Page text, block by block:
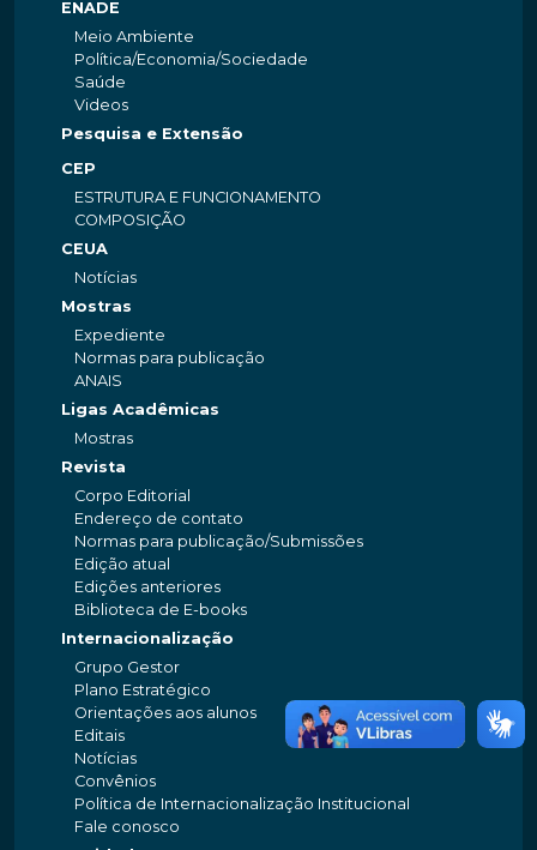
ENADE
Meio Ambiente
Política/Economia/Sociedade
Saúde
Videos
Pesquisa e Extensão
CEP
ESTRUTURA E FUNCIONAMENTO
COMPOSIÇÃO
CEUA
Notícias
Mostras
Expediente
Normas para publicação
ANAIS
Ligas Acadêmicas
Mostras
Revista
Corpo Editorial
Endereço de contato
Normas para publicação/Submissões
Edição atual
Edições anteriores
Biblioteca de E-books
Internacionalização
Grupo Gestor
Plano Estratégico
Orientações aos alunos
Editais
Notícias
Convênios
Política de Internacionalização Institucional
Fale conosco